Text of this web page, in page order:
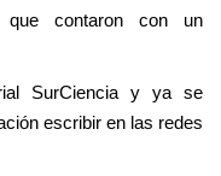
que contaron con un
SurCiencia y ya se
escribir en las redes